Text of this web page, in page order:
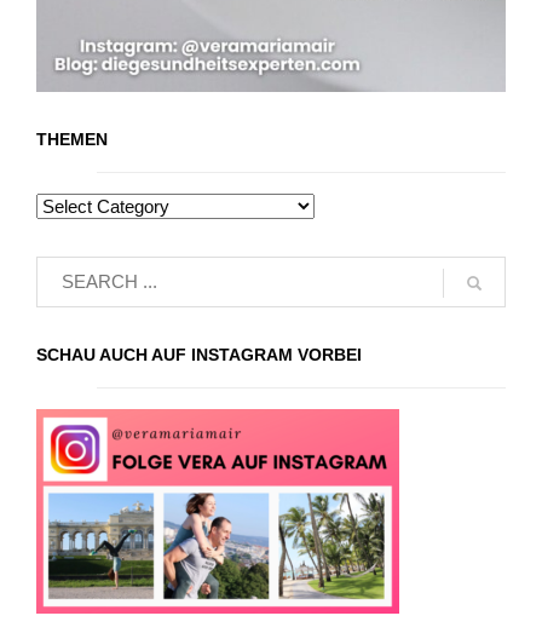
THEMEN
SCHAU AUCH AUF INSTAGRAM VORBEI